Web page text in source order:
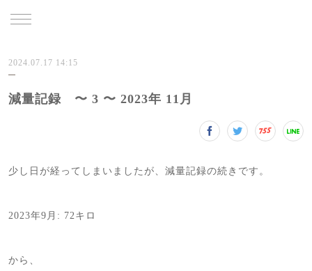
2024.07.17 14:15
減量記録 〜 3 〜 2023年 11月
少し日が経ってしまいましたが、減量記録の続きです。
2023年9月: 72キロ
から、